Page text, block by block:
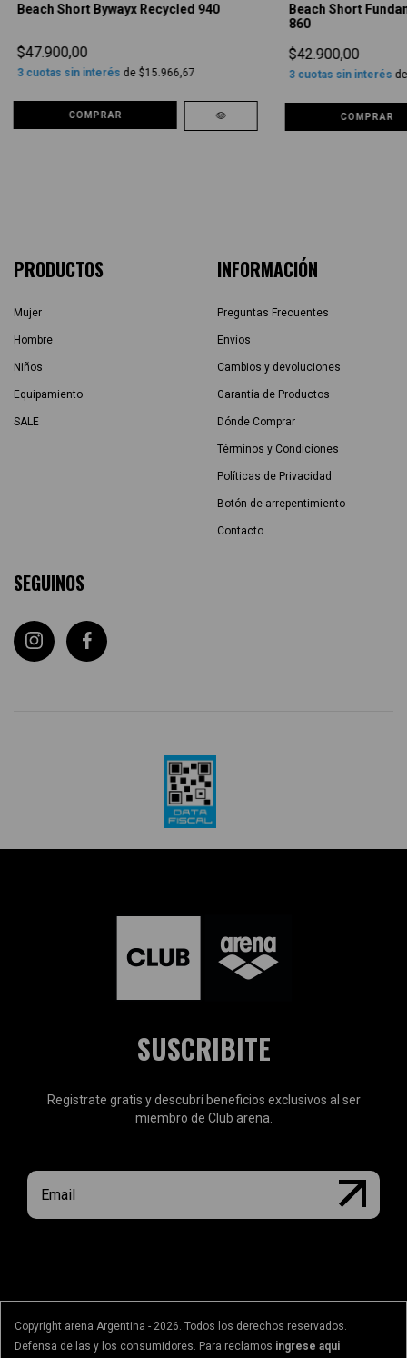
Beach Short Bywayx Recycled 940
$47.900,00
3cuotas sin interés de $15.966,67
COMPRAR
Beach Short
860
$42.900,00
3cuotas sin interés
COMPRAR
PRODUCTOS
Mujer
Hombre
Niños
Equipamiento
SALE
INFORMACIÓN
Preguntas Frecuentes
Envíos
Cambios y devoluciones
Garantía de Productos
Dónde Comprar
Términos y Condiciones
Políticas de Privacidad
Botón de arrepentimiento
Contacto
SEGUINOS
SUSCRIBITE
Registrate gratis y descubrí beneficios exclusivos al ser
miembro de Club arena.
Copyright arena Argentina - 2026. Todos los derechos reservados.
Defensa de las y los consumidores. Para reclamos ingrese aqui